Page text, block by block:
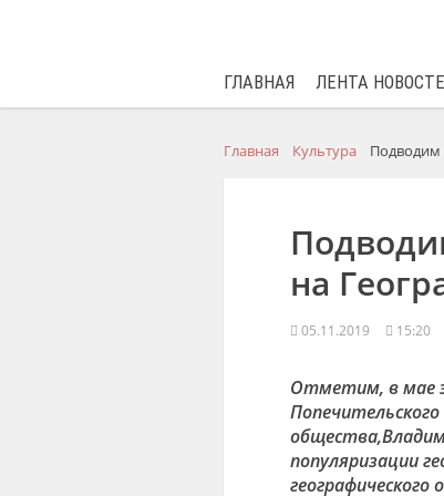
ГЛАВНАЯ ЛЕНТА
Главная Культура Подводим
на
05.11.2019 15:20
Отметим, в мае
общества,
популяризации
географического